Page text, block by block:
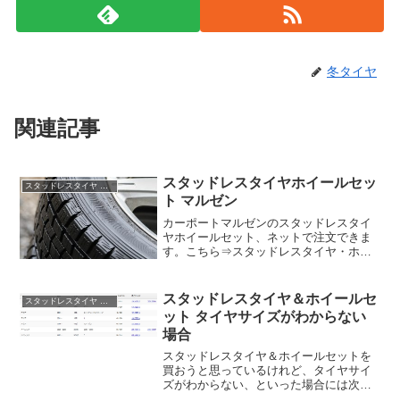
冬タイヤ
関連記事
スタッドレスタイヤ ホイールセット 通販
スタッドレスタイヤホイールセッ
ト マルゼン
カーポートマルゼンのスタッドレスタイ
ヤホイールセット、ネットで注文できま
す。こちら⇒スタッドレスタイヤ・ホイ
メーカーから探していくことができま
す。安い順にして並び替...
スタッドレスタイヤ＆ホイールセ
ット タイヤサイズがわからない
場合
スタッドレスタイヤ＆ホイールセットを
買おうと思っているけれど、タイヤサイ
ズがわからない、といった場合には次が